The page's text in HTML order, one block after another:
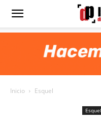
Diario
Inicio Esquel
Esquel